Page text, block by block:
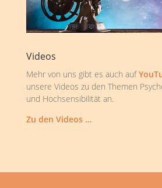
Videos
Mehr von uns gibt es auch auf
unsere Videos zu den Themen
und Hochsensibilität an.
Zu den Videos …